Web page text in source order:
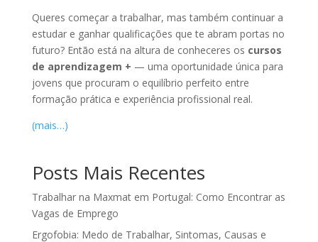
Queres começar a trabalhar, mas também continuar a
estudar e ganhar qualificações que te abram portas no
futuro? Então está na altura de conheceres os cursos
de aprendizagem + — uma oportunidade única para
jovens que procuram o equilíbrio perfeito entre
formação prática e experiência profissional real.
(mais…)
Posts Mais Recentes
Trabalhar na Maxmat em Portugal: Como Encontrar as
Vagas de Emprego
Ergofobia: Medo de Trabalhar, Sintomas, Causas e